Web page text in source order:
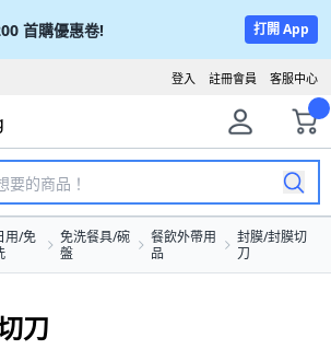
首購優惠卷! 打開 App
客服中心
註冊會員
登入
用/免
免洗餐具/碗
盤
餐飲外帶用
品
封膜/封膜切
刀
刀